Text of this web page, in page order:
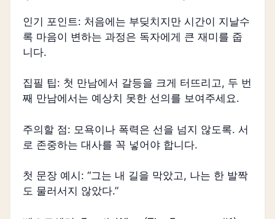
인기 포인트: 처음에는 부딪치지만 시간이 지날수
록 마음이 변하는 과정은 독자에게 큰 재미를 줍
니다.
집필 팁: 첫 만남에서 갈등을 크게 터뜨리고, 두 번
째 만남에서는 예상치 못한 선의를 보여주세요.
주의할 점: 모욕이나 폭력은 선을 넘지 않도록. 서
로 존중하는 대사를 꼭 넣어야 합니다.
첫 문장 예시: “그는 내 길을 막았고, 나는 한 발짝
도 물러서지 않았다.”